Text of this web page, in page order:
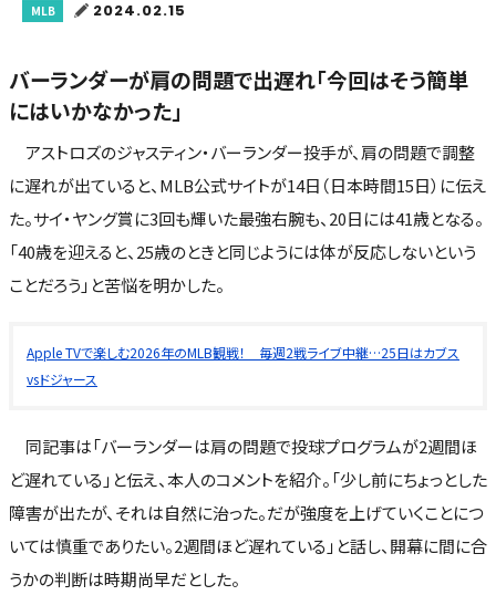
MLB 2024.02.15
バーランダーが肩の問題で出遅れ「今回はそう簡単
にはいかなかった」
アストロズのジャスティン・バーランダー投手が、肩の問題で調整
に遅れが出ていると、MLB公式サイトが14日（日本時間15日）に伝え
た。サイ・ヤング賞に3回も輝いた最強右腕も、20日には41歳となる。
「40歳を迎えると、25歳のときと同じようには体が反応しないという
ことだろう」と苦悩を明かした。
Apple TVで楽しむ2026年のMLB観戦！ 毎週2戦ライブ中継…25日はカブス
vsドジャース
同記事は「バーランダーは肩の問題で投球プログラムが2週間ほ
ど遅れている」と伝え、本人のコメントを紹介。「少し前にちょっとした
障害が出たが、それは自然に治った。だが強度を上げていくことにつ
いては慎重でありたい。2週間ほど遅れている」と話し、開幕に間に合
うかの判断は時期尚早だとした。